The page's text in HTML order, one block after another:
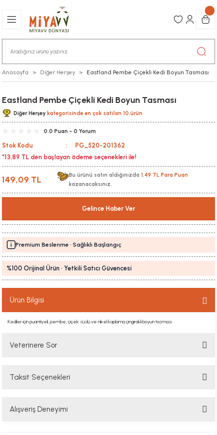
Anasayfa Diğer Herşey Eastland Pembe Çiçekli Kedi Boyun Tasması
Eastland Pembe Çiçekli Kedi Boyun Tasması
Diğer Herşey kategorisinde en çok satılan 10.ürün
0.0 Puan - 0 Yorum
Stok Kodu
PG_520-201362
*13,89 TL den başlayan ödeme seçenekleri ile!
149,09 TL Bu ürünü satın aldığınızda 1,49 TL Para Puan
kazanacaksınız.
Gelince Haber Ver
Premium Beslenme · Sağlıklı Başlangıç
%100 Orijinal Ürün · Yetkili Satıcı Güvencesi
Ürün Bilgisi
Kediler için puantiyeli, pembe, çiçek süslü ve nikel kaplama çıngıraklı boyun tasması.
Veterinere Sor
Sorularınızı buradan sorabilirsiniz. Veteriner ekibimiz en kısa sürede
Taksit Seçenekleri
Alışveriş Deneyimi